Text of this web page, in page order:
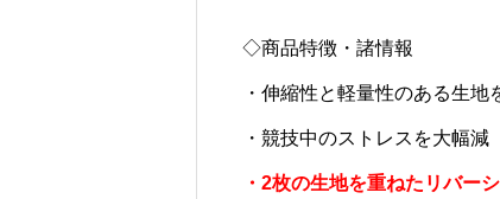
◇商品特徴・諸情報
・伸縮性と軽量性のある生地
・競技中のストレスを大幅減
・2枚の生地を重ねたリバー